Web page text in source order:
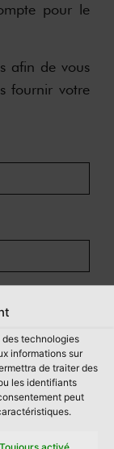
des technologies
informations sur
de traiter des
les identifiants
peut
pour le
afin de vous
fournir votre